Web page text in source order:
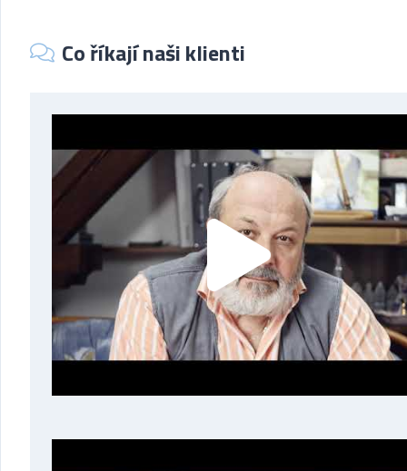
Co říkají naši klienti